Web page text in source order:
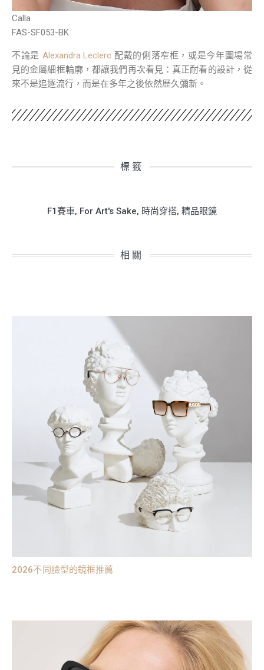
Calla
FAS-SF053-BK
不論是 Alexandra Leclerc 配戴的俐落窄框，或是今年圍場常
見的金屬細框輪廓，都讓我們再次看見：真正耐看的設計，從
來不是追逐流行，而是在多年之後依然歷久彌新。
標籤
F1賽車, For Art's Sake, 時尚穿搭, 精品眼鏡
相關
2026不同臉型的鏡框推薦